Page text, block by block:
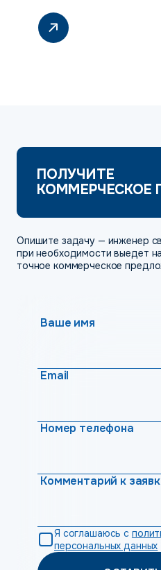
ПОЛУЧИТЕ
КОММЕРЧЕСКОЕ
Опишите задачу — инженер
при необходимости выедет
точное коммерческое
Ваше имя
Email
Номер телефона
Комментарий к
Я соглашаюсь с
персональных данных